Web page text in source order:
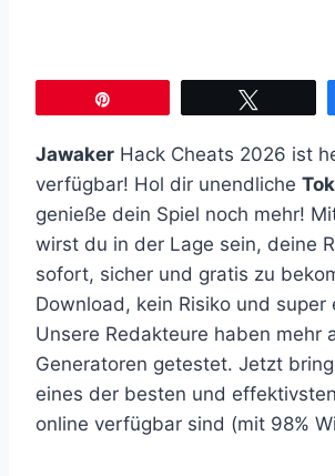
Jawaker Hack Cheats 2026 ist
verfügbar! Hol dir unendliche
genieße dein Spiel noch mehr!
wirst du in der Lage sein, deine
sofort, sicher und gratis zu
Download, kein Risiko und super
Unsere Redakteure haben mehr
Generatoren getestet. Jetzt
eines der besten und
online verfügbar sind (mit 98%